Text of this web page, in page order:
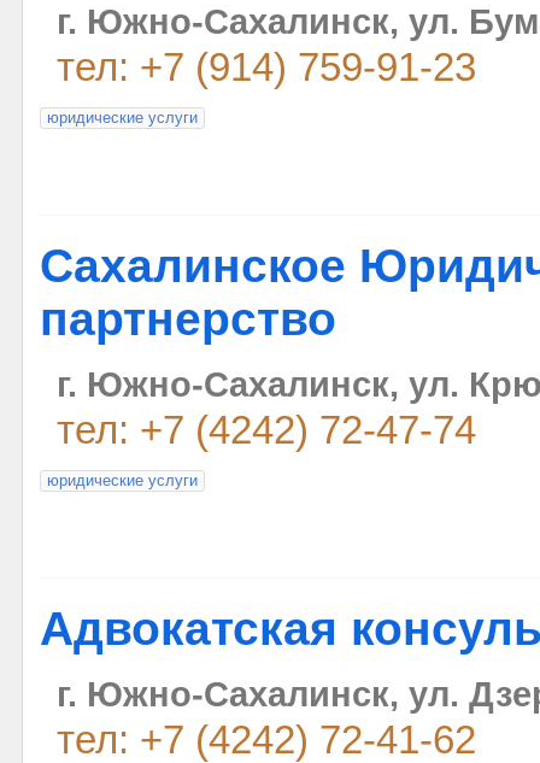
г. Южно-Сахалинск, ул.
тел: +7 (914) 759-91-23
юридические услуги
Сахалинское
партнерство
г. Южно-Сахалинск, ул.
тел: +7 (4242) 72-47-74
юридические услуги
Адвокатская
г. Южно-Сахалинск, ул.
тел: +7 (4242) 72-41-62